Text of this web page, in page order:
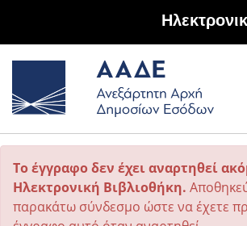
Το έγγραφο δεν έχει αναρτηθεί
Ηλεκτρονική Βιβλιοθήκη.
παρακάτω σύνδεσμο ώστε να έχετε